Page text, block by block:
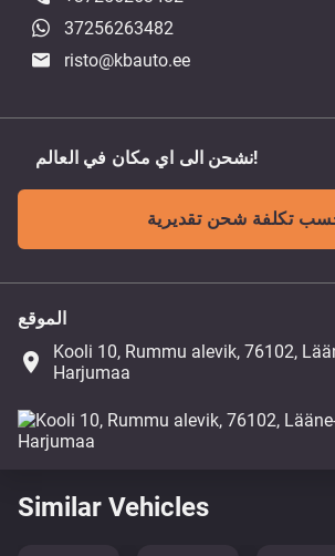
37256263482
risto@kbauto.ee
نشحن الى اي مكان في العالم!
تكلفة شحن تقديرية
الموقع
place
Kooli 10, Rummu alevik, 76102,
Harjumaa
Similar Vehicles